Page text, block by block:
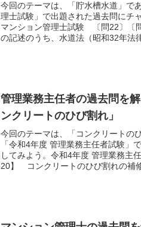
今回のテーマは、「貯水槽水道」で
理士試験」で出題された過去問に
マンション管理士試験 〔問22〕
の記述のうち、水道法（昭和32年法
管理業務主任者の過去問を
ンクリートのひび割れ」
今回のテーマは、「コンクリートの
「令和4年度 管理業務主任者試験」
してみよう。令和4年度 管理業務
20】 コンクリートのひび割れの補